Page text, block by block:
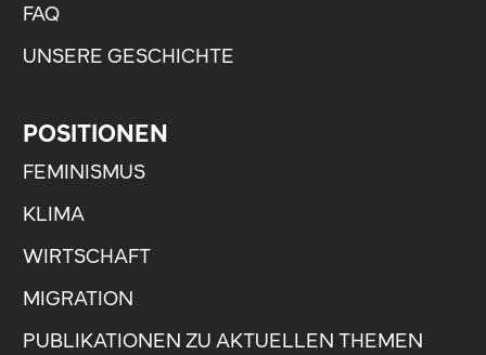
FAQ
UNSERE GESCHICHTE
POSITIONEN
FEMINISMUS
KLIMA
WIRTSCHAFT
MIGRATION
PUBLIKATIONEN ZU AKTUELLEN THEMEN